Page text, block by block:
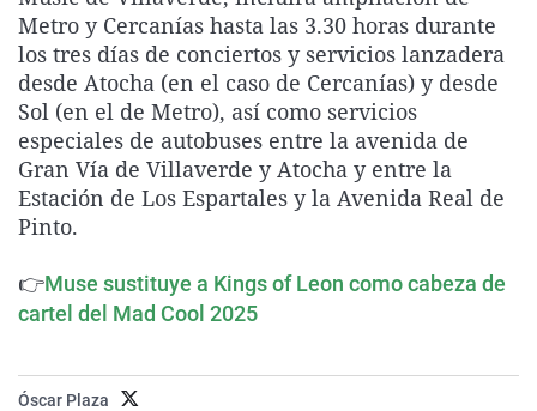
La rosa de los vientos
Gente viajera
Como el perro y el
Caso
Retornados
Equipo de
Operación Viuda
Extremadura
Galicia
La Rioja
Navarra
País Vasco
Virales
Televisión
Elecciones
Metro y Cercanías hasta las 3.30 horas durante
los tres días de conciertos y servicios lanzadera
desde Atocha (en el caso de Cercanías) y desde
Sol (en el de Metro), así como servicios
especiales de autobuses entre la avenida de
Gran Vía de Villaverde y Atocha y entre la
Estación de Los Espartales y la Avenida Real de
Pinto.
👉Muse sustituye a Kings of Leon como cabeza de
cartel del Mad Cool 2025
Óscar Plaza